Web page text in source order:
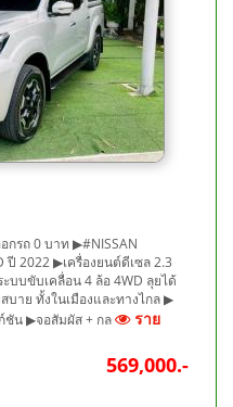
รถ 0 บาท ▶#NISSAN
ปี 2022 ▶เครื่องยนต์ดีเซล 2.3
บบขับเคลื่อน 4 ล้อ 4WD ลุยได้
าย ทั้งในเมืองและทางไกล ▶
ชัน ▶จอสัมผัส + กล
ราย
569,000.-